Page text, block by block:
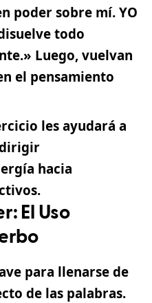
poder sobre mí. YO
todo
Luego, vuelvan
el pensamiento
les ayudará a
hacia
El Uso
para llenarse de
de las palabras.